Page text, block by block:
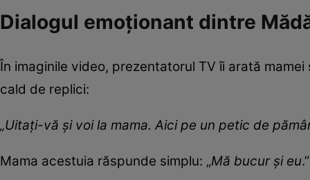
Dialogul emoționant dintre
În imaginile video, prezentatorul TV îi arată
cald de replici:
„Uitați-vă și voi la mama. Aici pe un petic de
Mama acestuia răspunde simplu: „Mă bucur și eu.”